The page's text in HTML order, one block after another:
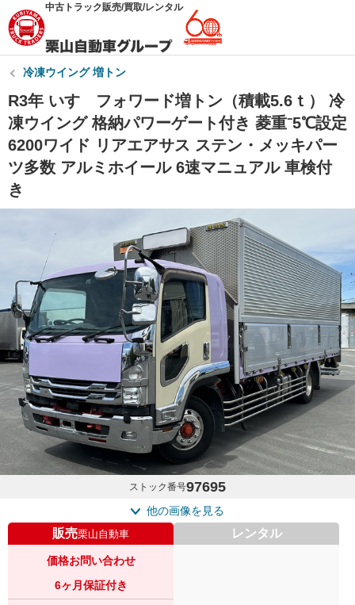
中古トラック販売/買取/レンタル
冷凍ウイング 増トン
R3年 いすゞフォワード増トン（積載5.6ｔ） 冷
凍ウイング 格納パワーゲート付き 菱重⁻5℃設定
6200ワイド リアエアサス ステン・メッキパー
ツ多数 アルミホイール 6速マニュアル 車検付
き
ストック番号97695
他の画像を見る
販売栗山自動車
価格お問い合わせ
6ヶ月保証付き
レンタル